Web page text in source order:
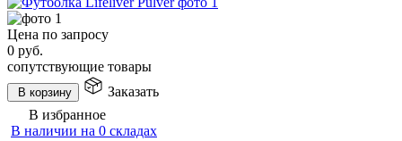
Цена по запросу
0 руб.
сопутствующие товары
В корзину
Заказать
В избранное
В наличии на 0 складах